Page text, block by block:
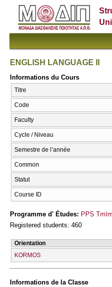
ENGLISH LANGUAGE II
Informations du Cours
Titre
Code
Faculty
Cycle / Niveau
Semestre de l’année
Common
Statut
Course ID
Programme d' Études: PPS
Registered students: 460
Orientation
KORMOS
Informations de la Classe